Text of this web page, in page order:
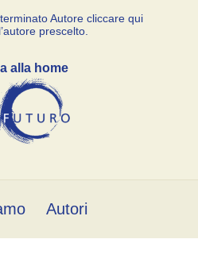
Autore cliccare qui
prescelto.
alla home
Autori